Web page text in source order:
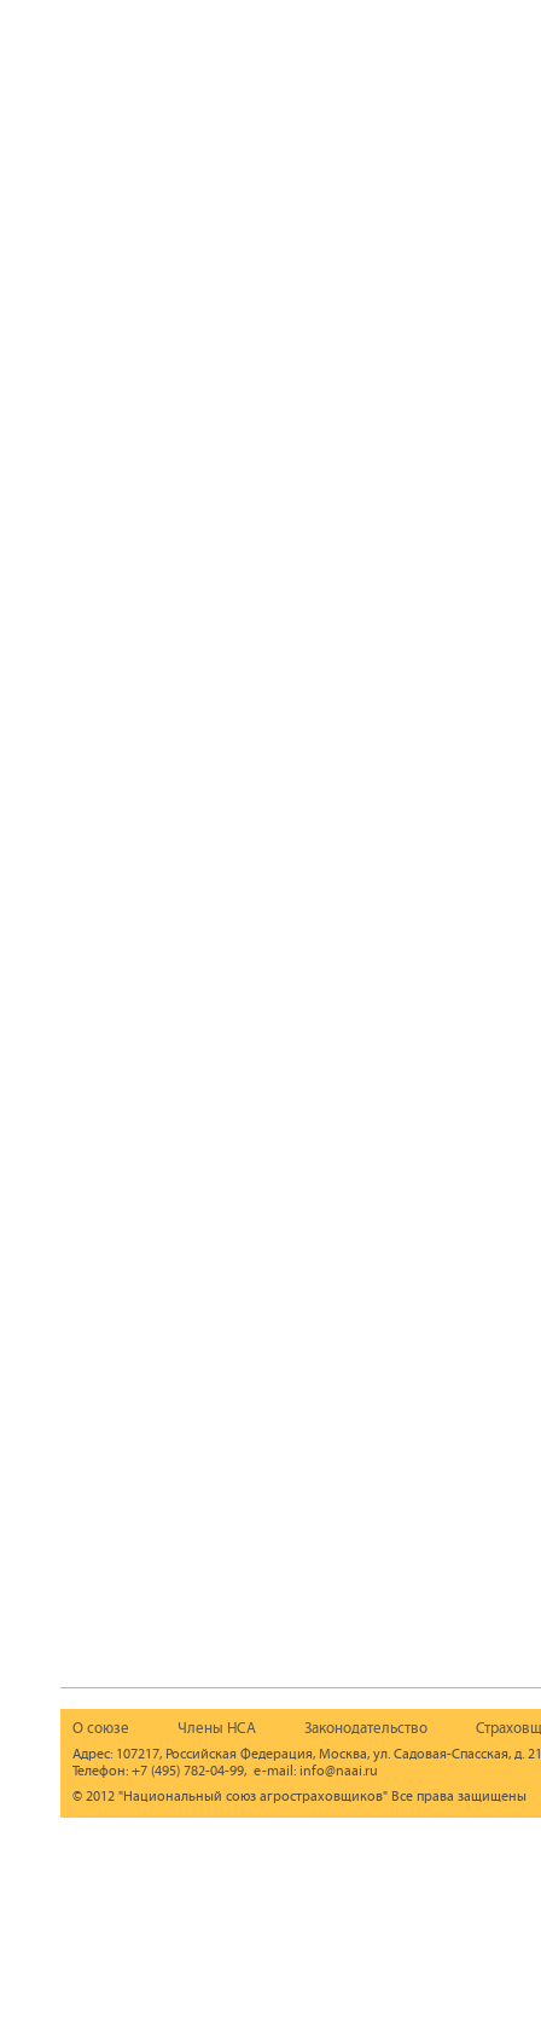
О союзе Члены НСА Законодательство
Адрес: 107217, Российская Федерация, Москва, ул. Садовая-Спасская, д.
Телефон: +7 (495) 782-04-99, e-mail: info@naai.ru
© 2012 "Национальный союз агростраховщиков" Все права защищены